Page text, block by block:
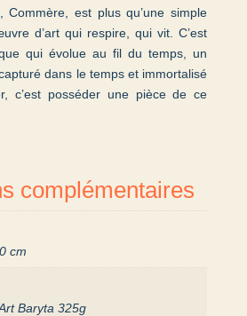
Commère, est plus qu’une simple
d’art qui respire, qui vit. C’est
qui évolue au fil du temps, un
dans le temps et immortalisé
c’est posséder une pièce de ce
complémentaires
cm
Baryta 325g